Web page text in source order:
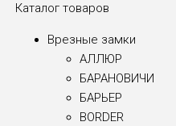
Каталог товаров
Врезные замки
АЛЛЮР
БАРАНОВИЧИ
БАРЬЕР
BORDER